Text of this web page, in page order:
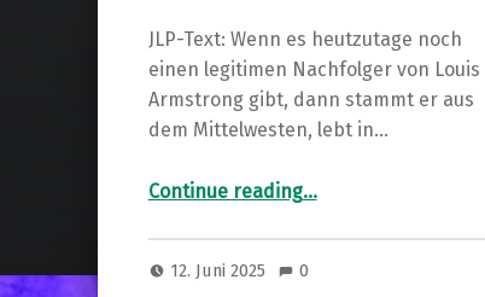
JLP-Text: Wenn es heutzutage noch
einen legitimen Nachfolger von Louis
Armstrong gibt, dann stammt er aus
dem Mittelwesten, lebt in…
Continue reading“Duke Heitger & Marsall / Bartha”
…
12. Juni 2025 0